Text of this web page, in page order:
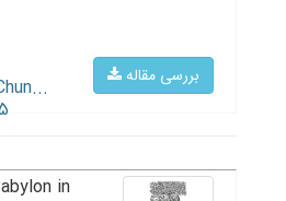
بررسی مقاله
Chun...
2015
in